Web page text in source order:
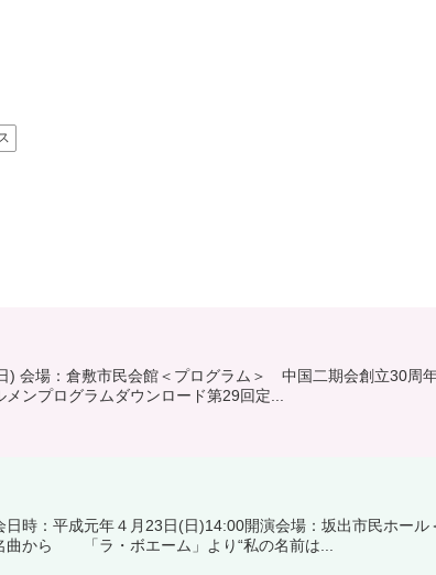
) 会場：倉敷市民会館＜プログラム＞ 中国二期会創立30
ンプログラムダウンロード第29回定...
時：平成元年４月23日(日)14:00開演会場：坂出市民ホー
から 「ラ・ボエーム」より“私の名前は...